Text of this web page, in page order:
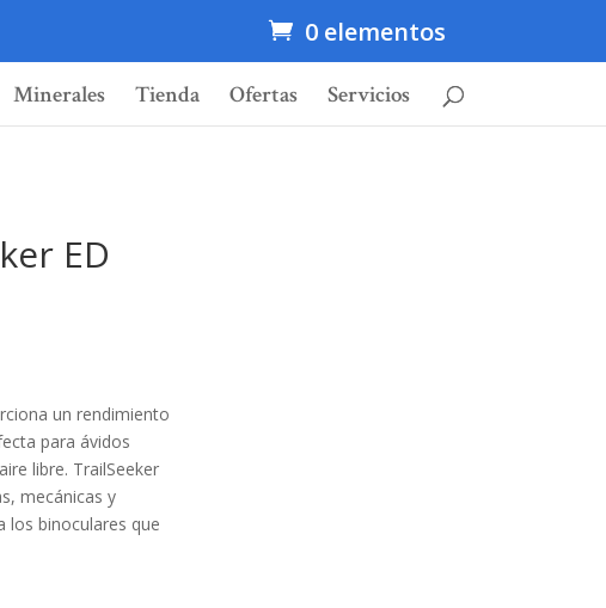
0 elementos
Minerales Tienda Ofertas Servicios
ED
un rendimiento
para ávidos
libre. TrailSeeker
mecánicas y
los binoculares que